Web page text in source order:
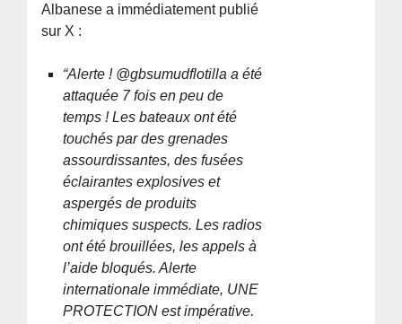
Albanese a immédiatement publié
sur X :
“Alerte ! @gbsumudflotilla a été
attaquée 7 fois en peu de
temps ! Les bateaux ont été
touchés par des grenades
assourdissantes, des fusées
éclairantes explosives et
aspergés de produits
chimiques suspects. Les radios
ont été brouillées, les appels à
l’aide bloqués. Alerte
internationale immédiate, UNE
PROTECTION est impérative.